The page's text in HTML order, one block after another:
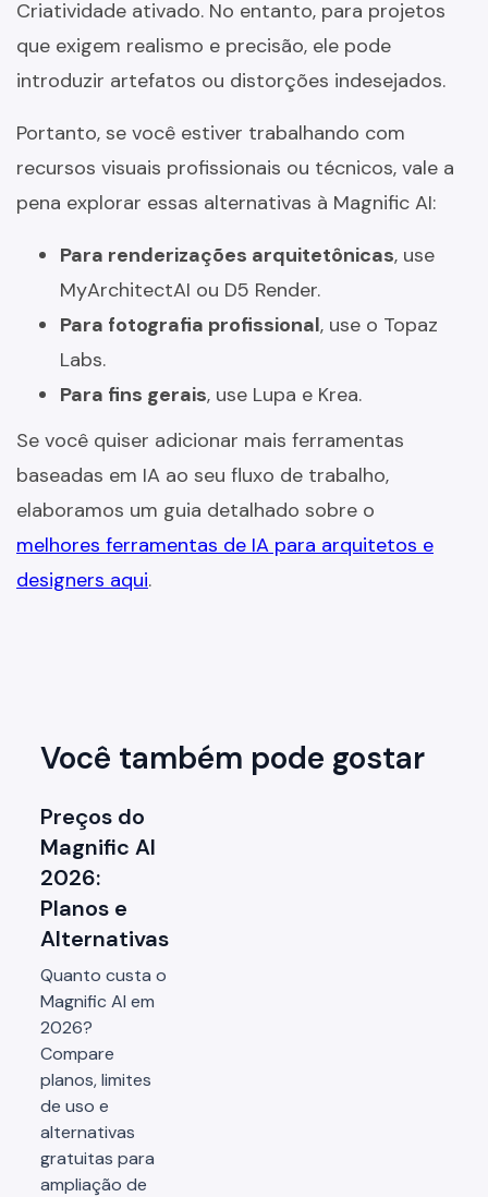
Criatividade ativado. No entanto, para projetos
que exigem realismo e precisão, ele pode
introduzir artefatos ou distorções indesejados.
Portanto, se você estiver trabalhando com
recursos visuais profissionais ou técnicos, vale a
pena explorar essas alternativas à Magnific AI:
Para renderizações arquitetônicas, use
MyArchitectAI ou D5 Render.
Para fotografia profissional, use o Topaz
Labs.
Para fins gerais, use Lupa e Krea.
Se você quiser adicionar mais ferramentas
baseadas em IA ao seu fluxo de trabalho,
elaboramos um guia detalhado sobre o
melhores ferramentas de IA para arquitetos e
designers aqui.
Você também pode gostar
Preços do
Magnific AI
2026:
Planos e
Alternativas
Quanto custa o
Magnific AI em
2026?
Compare
planos, limites
de uso e
alternativas
gratuitas para
ampliação de